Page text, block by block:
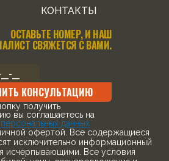
КОНТАКТЫ
ОСТАВЬТЕ НОМЕР, И НАШ
СВЯЖЕТСЯ С ВАМИ.
КОНСУЛЬТАЦИЮ
получить
вы соглашаетесь на
данных
офертой. Все содержащиеся
исключительно информационный
исчерпывающими. Все условия